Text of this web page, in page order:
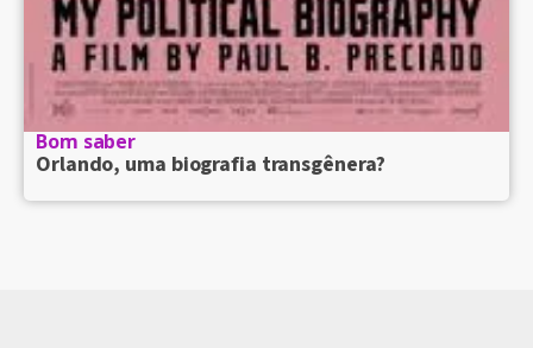
Bom saber
Orlando, uma biografia transgênera?